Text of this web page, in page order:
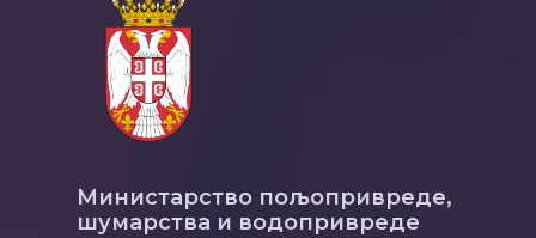
Министарство пољопривреде,
шумарства и водопривреде